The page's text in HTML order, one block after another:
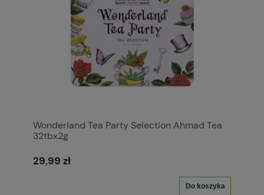
Wonderland Tea Party Selection Ahmad Tea
32tbx2g
29,99 zł
Do koszyka